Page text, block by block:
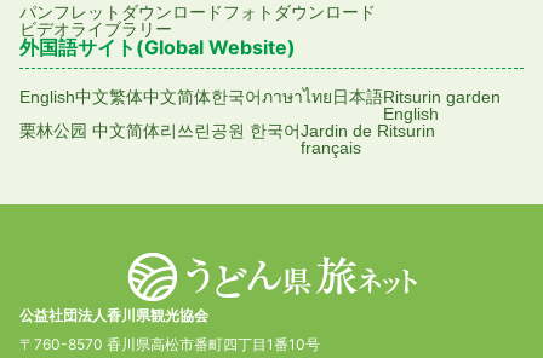
パンフレットダウンロードフォトダウンロード
ビデオライブラリー
外国語サイト(Global Website)
English中文繁体中文简体한국어ภาษาไทย日本語Ritsurin garden
English
栗林公园 中文简体리쓰린공원 한국어Jardin de Ritsurin
français
公益社団法人香川県観光協会
〒760-8570 香川県高松市番町四丁目1番10号